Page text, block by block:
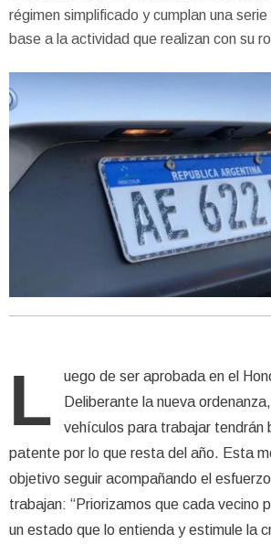
régimen simplificado y cumplan una
base a la actividad que realizan con su
L
uego de ser aprobada en el
Deliberante la nueva
vehículos para trabajar tendrán
patente por lo que resta del año. Esta
objetivo seguir acompañando el
trabajan: “Priorizamos que cada vecino
un estado que lo entienda y estimule la